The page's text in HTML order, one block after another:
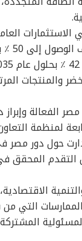
الأخضر
وإبراز
لمنظمة
حول دور مصر
التقدم المحقق
التي